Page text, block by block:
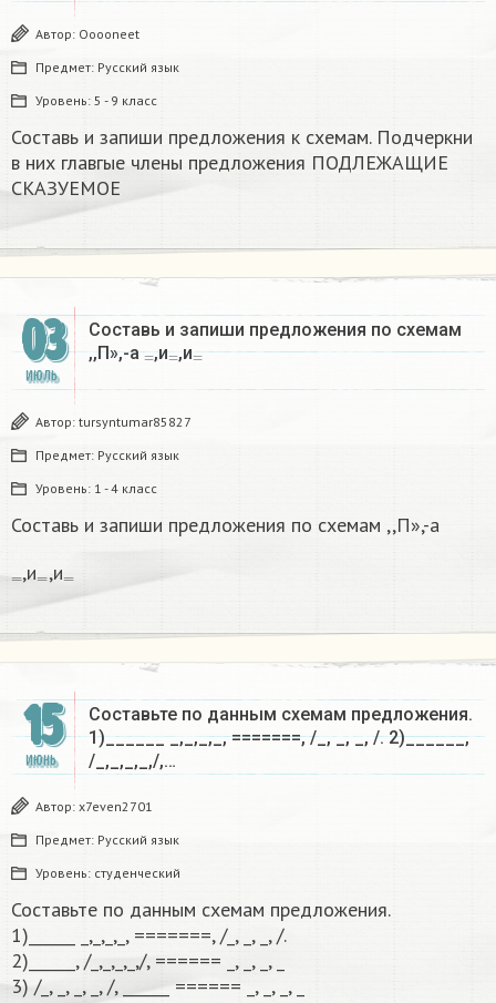
Автор: Ooooneet
Предмет: Русский язык
Уровень: 5 - 9 класс
Составь и запиши предложения к схемам. Подчеркни
в них главгые члены предложения ПОДЛЕЖАЩИЕ
СКАЗУЕМОЕ
03
ИЮЛЬ
Составь и запиши предложения по схемам
,,П»,-а=,и= ,и=
Автор: tursyntumar85827
Предмет: Русский язык
Уровень: 1 - 4 класс
Составь и запиши предложения по схемам ,,П»,-а
,и ,и
15
ИЮНЬ
Составьте по данным схемам предложения.
1)______ _,_,_,_, =======, /_, _, _, /. 2)______,
/_,_,_,_,/,…
Автор: x7even2701
Предмет: Русский язык
Уровень: студенческий
Составьте по данным схемам предложения.
1)______ _,_,_,_, =======, /_, _, _, /.
2)______, /_,_,_,_,/, ====== _, _, _, _
3) /_, _, _, _, /, ______ ====== _, _, _, _​